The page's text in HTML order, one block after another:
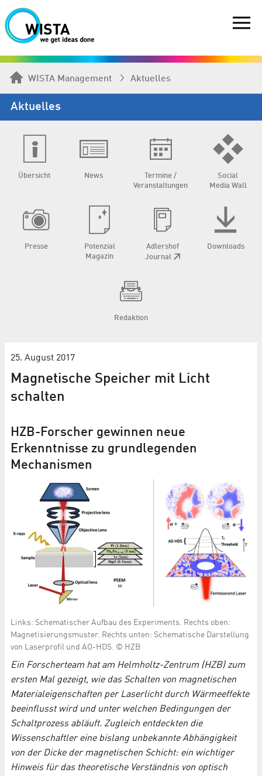
WISTA Management Aktuelles
Aktuelles
Übersicht News
Termine /
Veranstaltungen
Social
Media Wall
Presse
Potenzial
Magazin
Adlershof
Journal
Downloads
Redaktion
25. August 2017
Magnetische Speicher mit Licht
schalten
HZB-Forscher gewinnen neue
Erkenntnisse zu grundlegenden
Mechanismen
Links: Schematischer Aufbau des Experiments. Rechts oben:
Magnetisierungsmuster. Rechts unten: Schematische Darstellung
von Laserprofil und AO-HDS. © HZB
Ein Forscherteam hat am Helmholtz-Zentrum (HZB) zum
ersten Mal gezeigt, wie das Schalten von magnetischen
Materialeigenschaften per Laserlicht durch Wärmeeffekte
beeinflusst wird und unter welchen Bedingungen der
Schaltprozess abläuft. Zugleich entdeckten die
Wissenschaftler eine bislang unbekannte Abhängigkeit
von der Dicke der magnetischen Schicht: ein wichtiger
Hinweis für das theoretische Verständnis von optisch